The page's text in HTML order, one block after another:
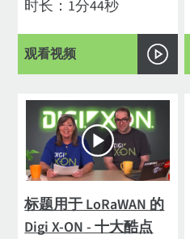
时长：1分44秒
观看视频
标题用于 LoRaWAN 的
Digi X-ON - 十大酷点